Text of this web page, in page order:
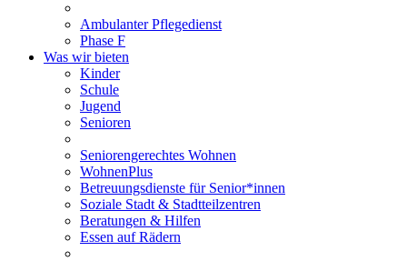
Ambulanter Pflegedienst
Phase F
Was wir bieten
Kinder
Schule
Jugend
Senioren
Seniorengerechtes Wohnen
WohnenPlus
Betreuungsdienste für Senior*innen
Soziale Stadt & Stadtteilzentren
Beratungen & Hilfen
Essen auf Rädern